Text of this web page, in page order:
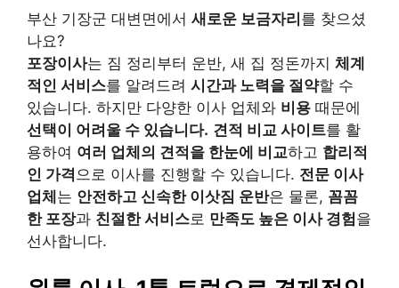
부산 기장군 대변면에서 새로운 보금자리 를 찾으셨
나요?
포장이사는 짐 정리부터 운반, 새 집 정돈까지 체계
적인 서비스를 알려드려 시간과 노력을 절약할 수
있습니다. 하지만 다양한 이사 업체와 비용 때문에
선택이 어려울 수 있습니다. 견적 비교 사이트를 활
용하여 여러 업체의 견적을 한눈에 비교하고 합리적
인 가격으로 이사를 진행할 수 있습니다. 전문 이사
업체 는 안전하고 신속한 이삿짐 운반은 물론, 꼼꼼
한 포장과 친절한 서비스로 만족도 높은 이사 경험을
선사합니다.